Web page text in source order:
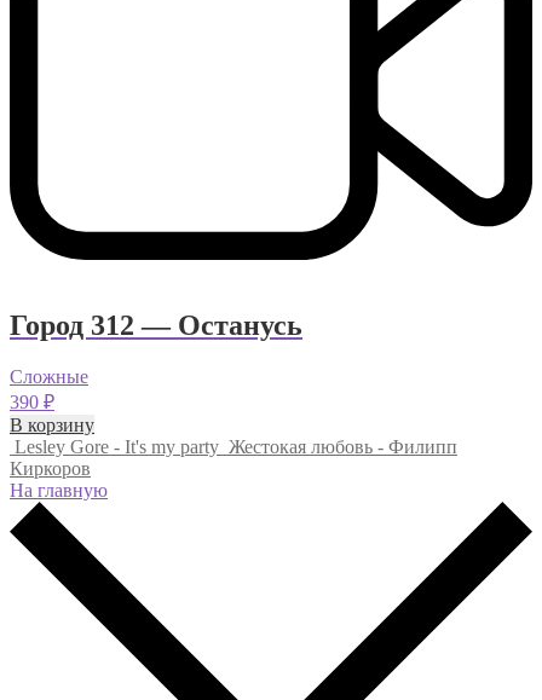
Город 312 — Останусь
Сложные
390 ₽
В корзину
Lesley Gore - It's my party Жестокая любовь - Филипп
Киркоров
На главную